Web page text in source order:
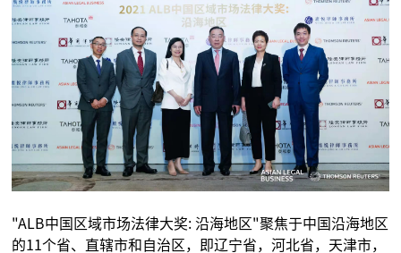
"ALB中国区域市场法律大奖: 沿海地区"聚焦于中国沿海地区
的11个省、直辖市和自治区，即辽宁省，河北省，天津市，